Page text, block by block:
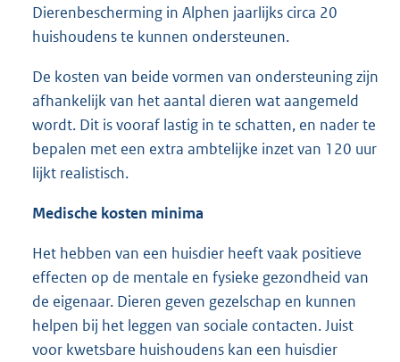
Dierenbescherming in Alphen jaarlijks circa 20
huishoudens te kunnen ondersteunen.
De kosten van beide vormen van ondersteuning zijn
afhankelijk van het aantal dieren wat aangemeld
wordt. Dit is vooraf lastig in te schatten, en nader te
bepalen met een extra ambtelijke inzet van 120 uur
lijkt realistisch.
Medische kosten minima
Het hebben van een huisdier heeft vaak positieve
effecten op de mentale en fysieke gezondheid van
de eigenaar. Dieren geven gezelschap en kunnen
helpen bij het leggen van sociale contacten. Juist
voor kwetsbare huishoudens kan een huisdier